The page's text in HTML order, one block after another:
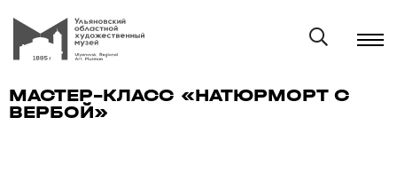
МАСТЕР–КЛАСС «НАТЮРМОРТ С
ВЕРБОЙ»